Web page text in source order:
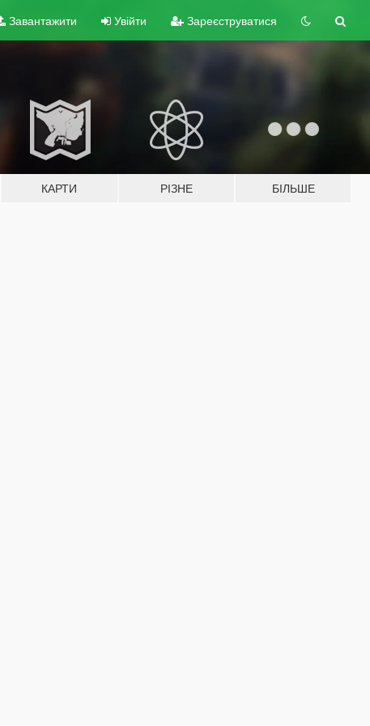
Завантажити Увійти Зареєструватися
КАРТИ РІЗНЕ БІЛЬШЕ